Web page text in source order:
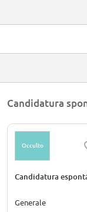
Technología
Candidatura
Occulto
Candidatura
Generale